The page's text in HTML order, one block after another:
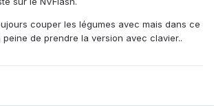
couper les légumes avec mais dans ce
de prendre la version avec clavier..